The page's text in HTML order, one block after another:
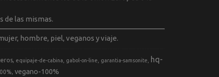
de las mismas.
hombre, piel, veganos y viaje.
equipaje-de-cabina gabol-on-line garantia-samsonite
hq-
vegano-100%